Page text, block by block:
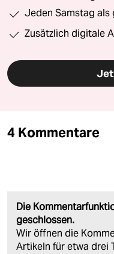
Jeden Samstag als
Zusätzlich digitale
4 Kommentare
Die
geschlossen.
Wir öffnen die
Artikeln für etwa drei